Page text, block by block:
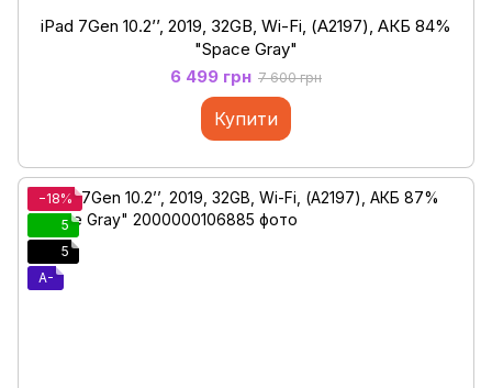
iPad 7Gen 10.2’’, 2019, 32GB, Wi-Fi, (А2197), АКБ 84%
"Space Gray"
6 499 грн 7 600 грн
Купити
−18%
5
5
A-